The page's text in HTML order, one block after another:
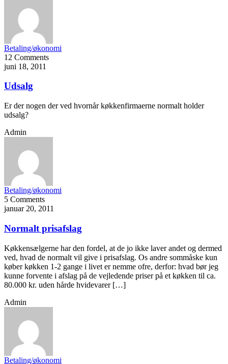
Betaling/økonomi
12 Comments
juni 18, 2011
Udsalg
Er der nogen der ved hvornår køkkenfirmaerne normalt holder
udsalg?
Admin
Betaling/økonomi
5 Comments
januar 20, 2011
Normalt prisafslag
Køkkensælgerne har den fordel, at de jo ikke laver andet og dermed
ved, hvad de normalt vil give i prisafslag. Os andre sommåske kun
køber køkken 1-2 gange i livet er nemme ofre, derfor: hvad bør jeg
kunne forvente i afslag på de vejledende priser på et køkken til ca.
80.000 kr. uden hårde hvidevarer […]
Admin
Betaling/økonomi